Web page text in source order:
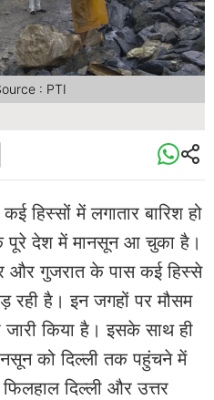
: PTI
हिस्सों में लगातार बारिश हो
पूरे देश में मानसून आ चुका है।
और गुजरात के पास कई हिस्से
रही है। इन जगहों पर मौसम
जारी किया है। इसके साथ ही
को दिल्ली तक पहुंचने में
दिल्ली और उत्तर